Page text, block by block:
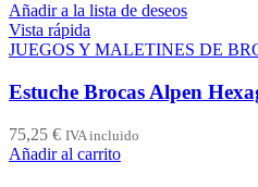
Añadir a la lista de deseos
Vista rápida
JUEGOS Y MALETINES DE
Estuche Brocas Alpen
75,25 € IVA incluido
Añadir al carrito